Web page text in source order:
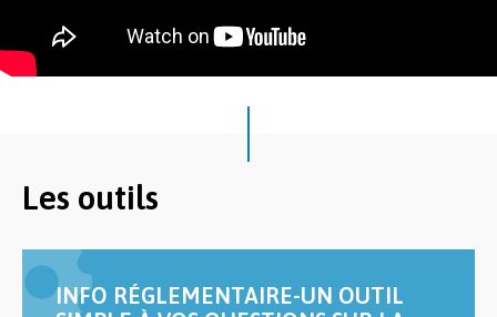
Les outils
INFO RÉGLEMENTAIRE-UN OUTIL